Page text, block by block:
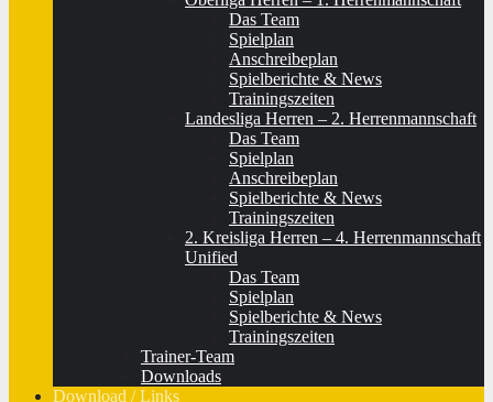
Das Team
Spielplan
Anschreibeplan
Spielberichte & News
Trainingszeiten
Landesliga Herren – 2. Herrenmannschaft
Das Team
Spielplan
Anschreibeplan
Spielberichte & News
Trainingszeiten
2. Kreisliga Herren – 4. Herrenmannschaft
Unified
Das Team
Spielplan
Spielberichte & News
Trainingszeiten
Trainer-Team
Downloads
Download / Links